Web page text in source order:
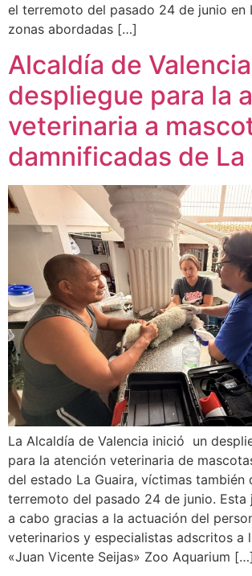
el terremoto del pasado 24 de junio en
zonas abordadas […]
Alcaldía de
despliegue para la
veterinaria a
damnificadas de La
La Alcaldía de Valencia inició un
para la atención veterinaria de
del estado La Guaira, víctimas también
terremoto del pasado 24 de junio. Esta
a cabo gracias a la actuación del
veterinarios y especialistas adscritos a
«Juan Vicente Seijas» Zoo Aquarium […]